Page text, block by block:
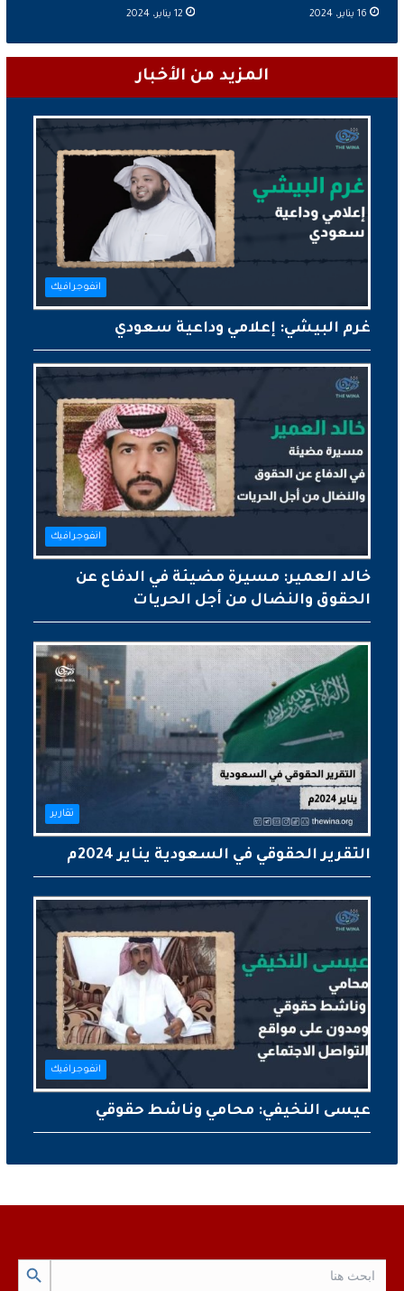
16 يناير، 2024 12 يناير، 2024
المزيد من الأخبار
انفوجرافيك
غرم البيشي: إعلامي وداعية سعودي
انفوجرافيك
خالد العمير: مسيرة مضيئة في الدفاع عن
الحقوق والنضال من أجل الحريات
تقارير
التقرير الحقوقي في السعودية يناير 2024م
انفوجرافيك
عيسى النخيفي: محامي وناشط حقوقي
Search
Search Button